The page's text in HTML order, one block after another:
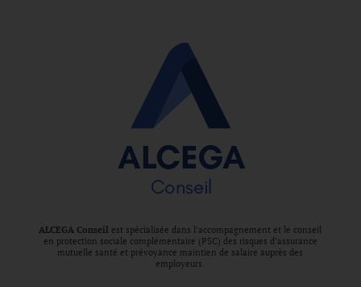
ALCEGA Conseil est spécialisée dans l’accompagnement et le conseil
en protection sociale complémentaire (PSC) des risques d’assurance
mutuelle santé et prévoyance maintien de salaire auprès des
employeurs.